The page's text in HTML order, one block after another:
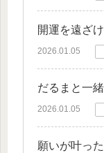
開運を遠ざ
2026.01.05
だるまと一
2026.01.05
願いが叶っ